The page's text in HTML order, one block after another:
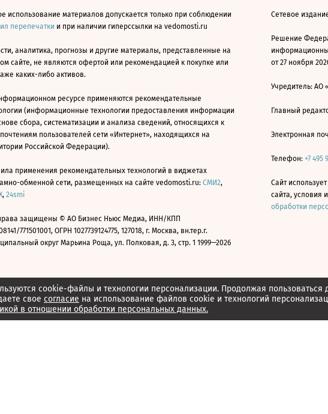
cookie-файлы и технологии персонализации. Продолжая пользоваться
свое согласие на использование файлов cookie и технологий
в отношении обработки персональных данных.
использование материалов допускается только при соблюдении
перепечатки и при наличии гиперссылки на vedomosti.ru
аналитика, прогнозы и другие материалы, представленные на
сайте, не являются офертой или рекомендацией к покупке или
каких-либо активов.
ресурсе применяются рекомендательные
(информационные технологии предоставления информации
сбора, систематизации и анализа сведений, относящихся к
пользователей сети «Интернет», находящихся на
Российской Федерации).
применения рекомендательных технологий в виджетах
обменной сети, размещенных на сайте vedomosti.ru: СМИ2,
, 24smi
защищены © АО Бизнес Ньюс Медиа, ИНН/КПП
771501001, ОГРН 1027739124775, 127018, г. Москва, вн.тер.г.
округ Марьина Роща, ул. Полковая, д. 3, стр. 1 1999—2026
Сетевое
Решение
от 27 ноября
Учредитель: АО
Главный
Электронная
Телефон: +7 495
Сайт использует
сайта, условия
обработки